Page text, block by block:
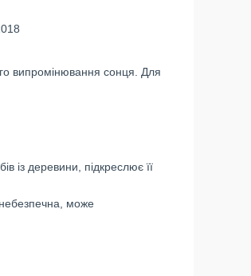
випромінювання сонця. Для
із деревини, підкреслює її
може